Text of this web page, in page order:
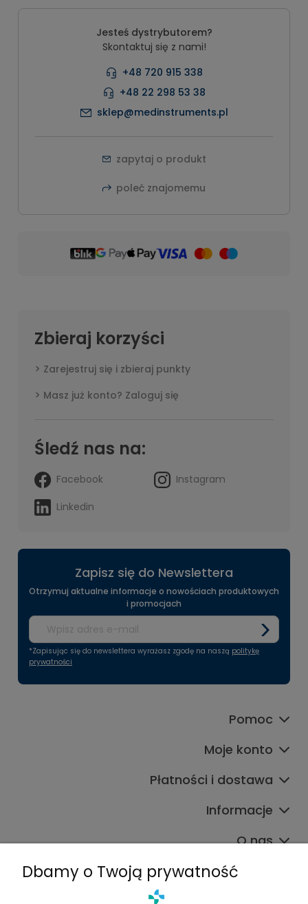
Jesteś dystrybutorem?
Skontaktuj się z nami!
+48 720 915 338
+48 22 298 53 38
sklep@medinstruments.pl
zapytaj o produkt
poleć znajomemu
Zbieraj korzyści
Zarejestruj się i zbieraj punkty
Masz już konto? Zaloguj się
Śledź nas na:
Facebook
Instagram
Linkedin
Zapisz się do Newslettera
Otrzymuj aktualne informacje o nowościach produktowych
i promocjach
*Zapisując się do newslettera wyrażasz zgodę na naszą politykę
prywatności
Pomoc
Moje konto
Płatności i dostawa
Informacje
O nas
Dbamy o Twoją prywatność